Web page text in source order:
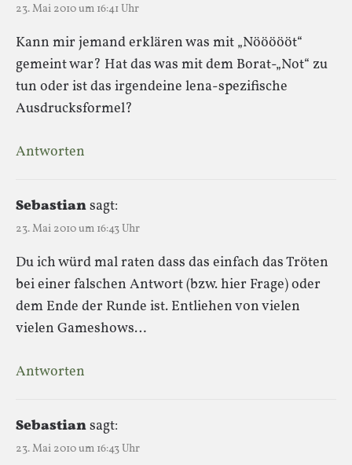
23. Mai 2010 um 16:41 Uhr
Kann mir jemand erklären was mit „Nöööööt“
gemeint war? Hat das was mit dem Borat-„Not“ zu
tun oder ist das irgendeine lena-spezifische
Ausdrucksformel?
Antworten
Sebastiansagt:
23. Mai 2010 um 16:43 Uhr
Du ich würd mal raten dass das einfach das Tröten
bei einer falschen Antwort (bzw. hier Frage) oder
dem Ende der Runde ist. Entliehen von vielen
vielen Gameshows…
Antworten
Sebastiansagt:
23. Mai 2010 um 16:43 Uhr